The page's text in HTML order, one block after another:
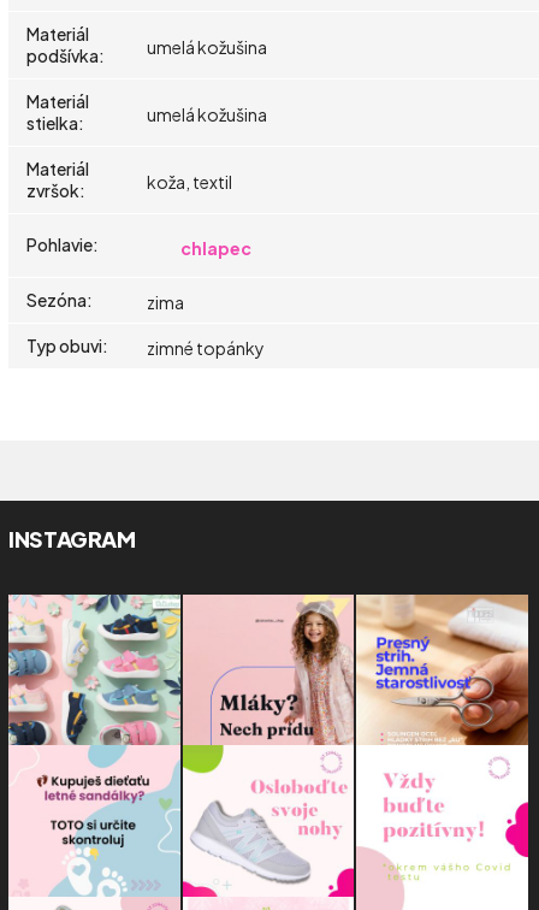
Materiál
podšívka: umelá kožušina
Materiál
stielka: umelá kožušina
Materiál
zvršok: koža, textil
Pohlavie: chlapec
Sezóna:
zima
Typ obuvi: zimné topánky
INSTAGRAM